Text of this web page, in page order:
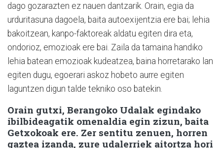
dago gozarazten ez nauen dantzarik. Orain, egia da
urduritasuna dagoela, baita autoexijentzia ere bai; lehia
bakoitzean, kanpo-faktoreak aldatu egiten dira eta,
ondorioz, emozioak ere bai. Zaila da tamaina handiko
lehia batean emozioak kudeatzea, baina horretarako lan
egiten dugu, egoerari askoz hobeto aurre egiten
laguntzen digun talde tekniko oso batekin.
Orain gutxi, Berangoko Udalak egindako
ibilbideagatik omenaldia egin zizun, baita
Getxokoak ere. Zer sentitu zenuen, horren
gaztea izanda, zure udalerriek aitortza hori